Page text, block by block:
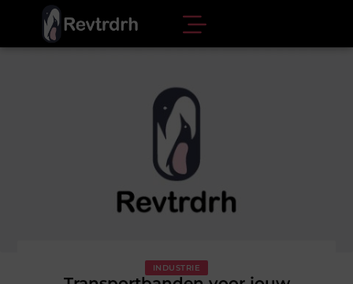
INDUSTRIE